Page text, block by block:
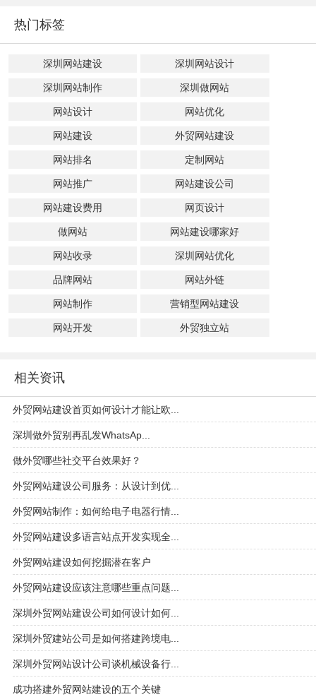
热门标签
深圳网站建设 深圳网站设计
深圳网站制作 深圳做网站
网站设计 网站优化
网站建设 外贸网站建设
网站排名 定制网站
网站推广 网站建设公司
网站建设费用 网页设计
做网站 网站建设哪家好
网站收录 深圳网站优化
品牌网站 网站外链
网站制作 营销型网站建设
网站开发 外贸独立站
相关资讯
外贸网站建设首页如何设计才能让欧...
深圳做外贸别再乱发WhatsAp...
做外贸哪些社交平台效果好？
外贸网站建设公司服务：从设计到优...
外贸网站制作：如何给电子电器行情...
外贸网站建设多语言站点开发实现全...
外贸网站建设如何挖掘潜在客户
外贸网站建设应该注意哪些重点问题...
深圳外贸网站建设公司如何设计如何...
深圳外贸建站公司是如何搭建跨境电...
深圳外贸网站设计公司谈机械设备行...
成功搭建外贸网站建设的五个关键